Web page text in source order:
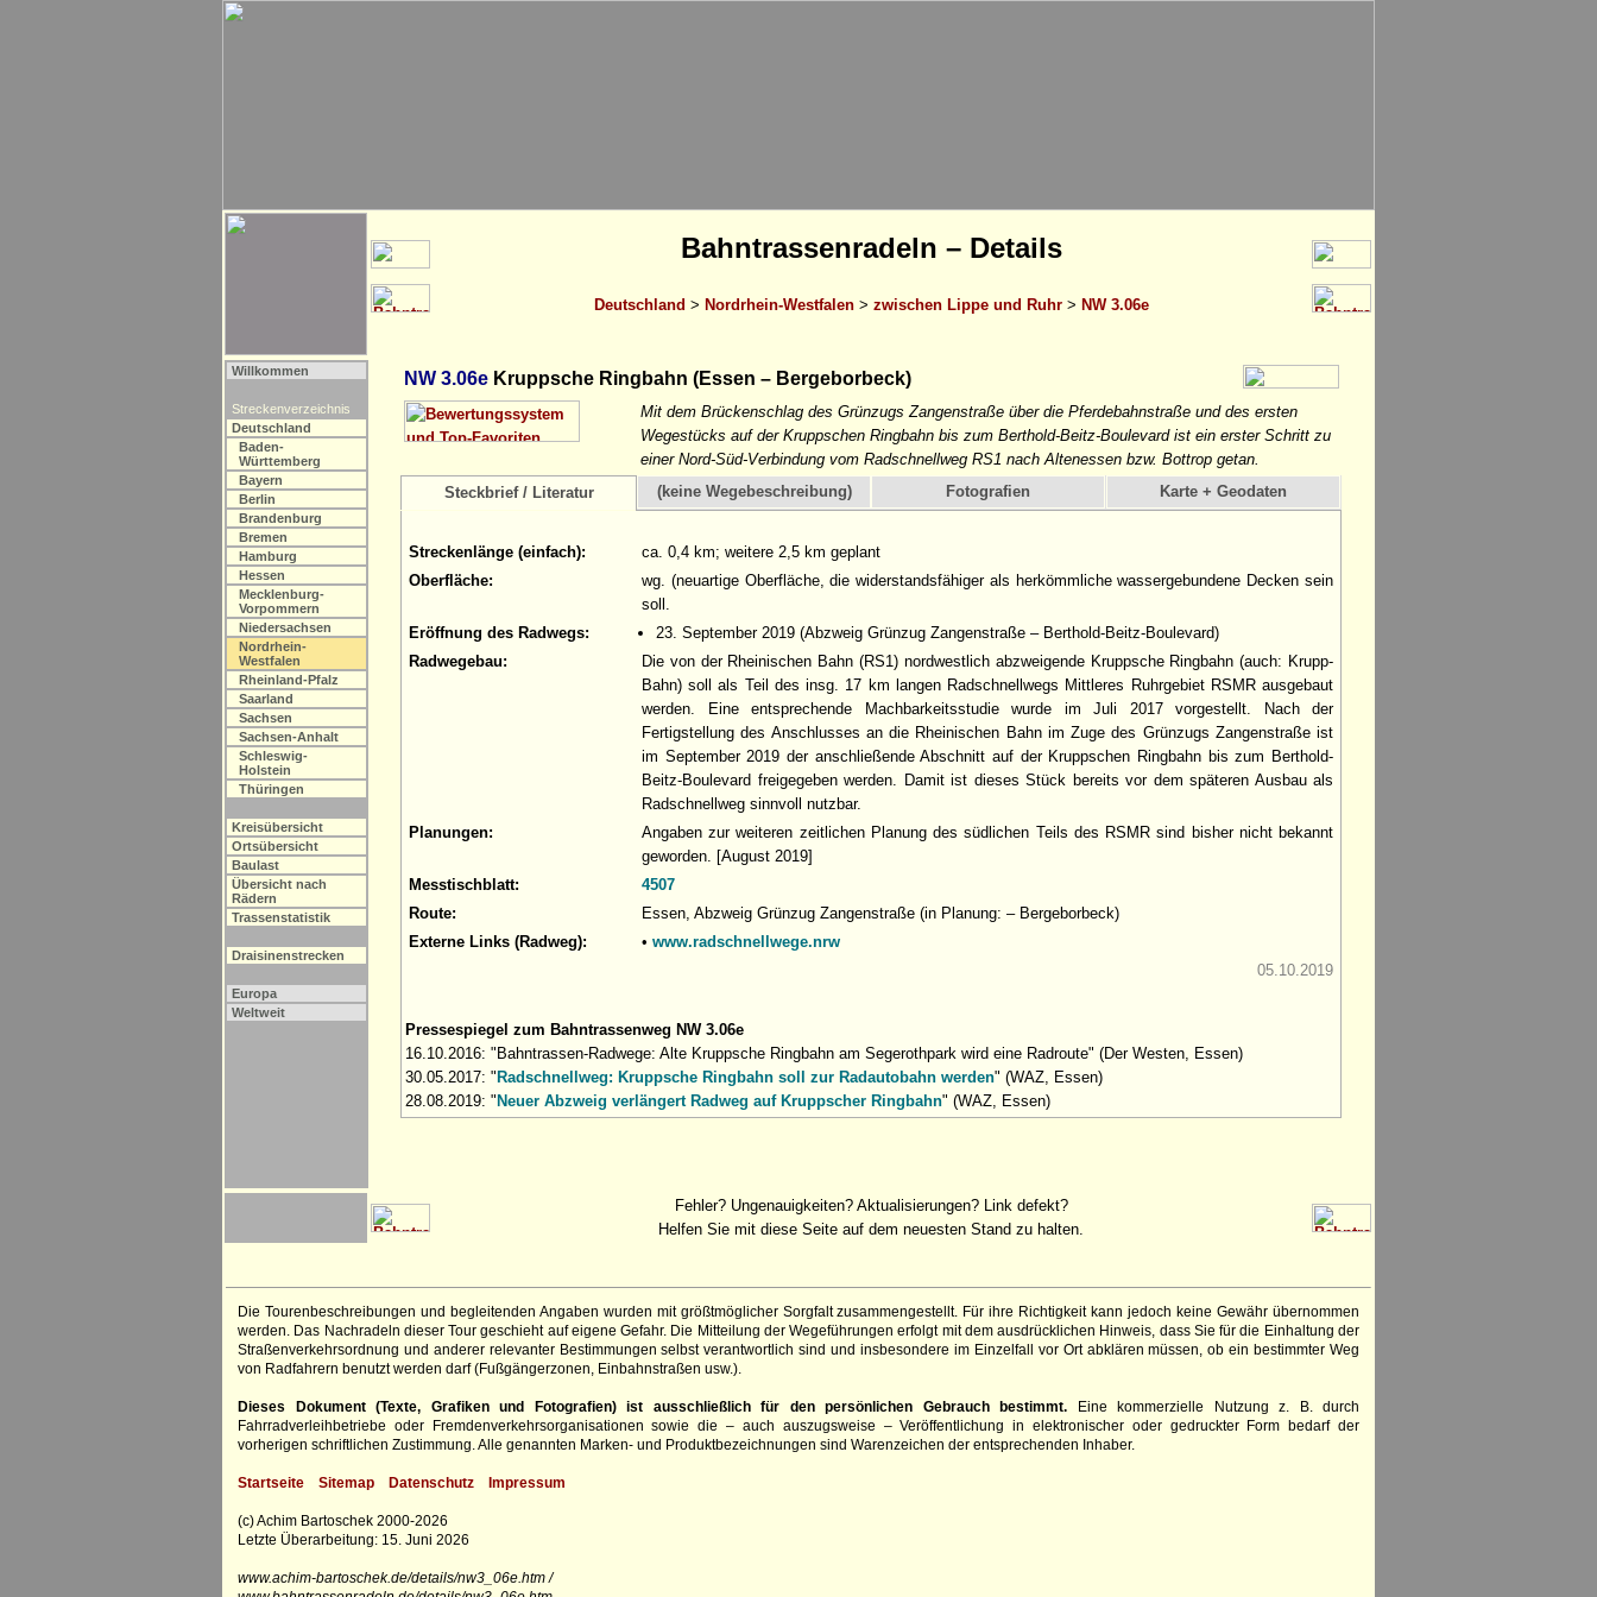
Bahntrassenradeln – Details
Deutschland > Nordrhein-Westfalen> zwischen Lippe und Ruhr> NW 3.06e
Willkommen
Streckenverzeichnis
Deutschland
Baden-
Württemberg
Bayern
Berlin
Brandenburg
Bremen
Hamburg
Hessen
Mecklenburg-
Vorpommern
Niedersachsen
Nordrhein-
Westfalen
Rheinland-Pfalz
Saarland
Sachsen
Sachsen-Anhalt
Schleswig-
Holstein
Thüringen
Kreisübersicht
Ortsübersicht
Baulast
Übersicht nach
Rädern
Trassenstatistik
Draisinenstrecken
Europa
Weltweit
NW 3.06e Kruppsche Ringbahn (Essen – Bergeborbeck)
Mit dem Brückenschlag des Grünzugs Zangenstraße über die Pferdebahnstraße und des ersten
Wegestücks auf der Kruppschen Ringbahn bis zum Berthold-Beitz-Boulevard ist ein erster Schritt zu
einer Nord-Süd-Verbindung vom Radschnellweg RS1 nach Altenessen bzw. Bottrop getan.
Steckbrief / Literatur
(keine Wegebeschreibung) Fotografien Karte + Geodaten
Streckenlänge (einfach):
ca. 0,4 km; weitere 2,5 km geplant
Oberfläche:
wg. (neuartige Oberfläche, die widerstandsfähiger als herkömmliche wassergebundene Decken sein
soll.
Eröffnung des Radwegs:
23. September 2019 (Abzweig Grünzug Zangenstraße – Berthold-Beitz-Boulevard)
Radwegebau:
Die von der Rheinischen Bahn (RS1) nordwestlich abzweigende Kruppsche Ringbahn (auch: Krupp-
Bahn) soll als Teil des insg. 17 km langen Radschnellwegs Mittleres Ruhrgebiet RSMR ausgebaut
werden. Eine entsprechende Machbarkeitsstudie wurde im Juli 2017 vorgestellt. Nach der
Fertigstellung des Anschlusses an die Rheinischen Bahn im Zuge des Grünzugs Zangenstraße ist
im September 2019 der anschließende Abschnitt auf der Kruppschen Ringbahn bis zum Berthold-
Beitz-Boulevard freigegeben werden. Damit ist dieses Stück bereits vor dem späteren Ausbau als
Radschnellweg sinnvoll nutzbar.
Planungen:
Angaben zur weiteren zeitlichen Planung des südlichen Teils des RSMR sind bisher nicht bekannt
geworden. [August 2019]
Messtischblatt:
4507
Route:
Essen, Abzweig Grünzug Zangenstraße (in Planung: – Bergeborbeck)
Externe Links (Radweg):
• www.radschnellwege.nrw
05.10.2019
Pressespiegel zum Bahntrassenweg NW 3.06e
16.10.2016: "Bahntrassen-Radwege: Alte Kruppsche Ringbahn am Segerothpark wird eine Radroute" (Der Westen, Essen)
30.05.2017: "Radschnellweg: Kruppsche Ringbahn soll zur Radautobahn werden" (WAZ, Essen)
28.08.2019: "Neuer Abzweig verlängert Radweg auf Kruppscher Ringbahn" (WAZ, Essen)
Fehler? Ungenauigkeiten? Aktualisierungen? Link defekt?
Helfen Sie mit diese Seite auf dem neuesten Stand zu halten.
Die Tourenbeschreibungen und begleitenden Angaben wurden mit größtmöglicher Sorgfalt zusammengestellt. Für ihre Richtigkeit kann jedoch keine Gewähr übernommen
werden. Das Nachradeln dieser Tour geschieht auf eigene Gefahr. Die Mitteilung der Wegeführungen erfolgt mit dem ausdrücklichen Hinweis, dass Sie für die Einhaltung der
Straßenverkehrsordnung und anderer relevanter Bestimmungen selbst verantwortlich sind und insbesondere im Einzelfall vor Ort abklären müssen, ob ein bestimmter Weg
von Radfahrern benutzt werden darf (Fußgängerzonen, Einbahnstraßen usw.).
Dieses Dokument (Texte, Grafiken und Fotografien) ist ausschließlich für den persönlichen Gebrauch bestimmt. Eine kommerzielle Nutzung z. B. durch
Fahrradverleihbetriebe oder Fremdenverkehrsorganisationen sowie die – auch auszugsweise – Veröffentlichung in elektronischer oder gedruckter Form bedarf der
vorherigen schriftlichen Zustimmung. Alle genannten Marken- und Produktbezeichnungen sind Warenzeichen der entsprechenden Inhaber.
Startseite Sitemap Datenschutz Impressum
(c) Achim Bartoschek 2000-2026
Letzte Überarbeitung: 15. Juni 2026
www.achim-bartoschek.de/details/nw3_06e.htm /